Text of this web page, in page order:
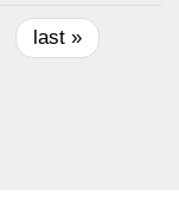
last »